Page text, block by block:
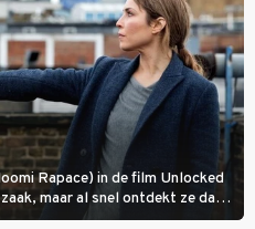
Rapace) in de film Unlocked
maar al snel ontdekt ze dat
bedoelingen heeft.